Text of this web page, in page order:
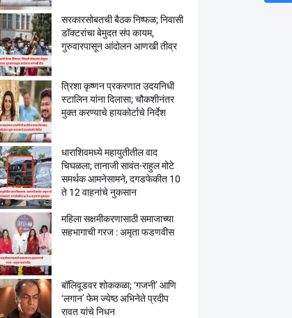
सरकारसोबतची बैठक निष्फळ; निवासी
डॉक्टरांचा बेमुदत संप कायम,
गुरुवारपासून आंदोलन आणखी तीव्र
त्रिशा कृष्णन प्रकरणात उदयनिधी
स्टालिन यांना दिलासा; चौकशीनंतर
मुक्त करण्याचे हायकोर्टाचे निर्देश
धाराशिवमध्ये महायुतीतील वाद
चिघळला; तानाजी सावंत-राहुल मोटे
समर्थक आमनेसामने, दगडफेकीत 10
ते 12 वाहनांचे नुकसान
महिला सक्षमीकरणासाठी समाजाच्या
सहभागाची गरज : अमृता फडणवीस
बॉलिवूडवर शोककळा; ‘गजनी’ आणि
‘लगान’ फेम ज्येष्ठ अभिनेते प्रदीप
रावत यांचे निधन